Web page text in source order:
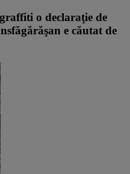
o declaraţie de
e căutat de